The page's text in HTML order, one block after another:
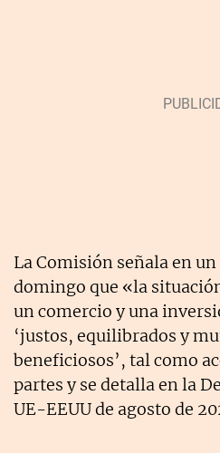
La Comisión señala en
domingo que «la
un comercio y una
‘justos, equilibrados y
beneficiosos’, tal como
partes y se detalla en la
UE-EEUU de agosto de